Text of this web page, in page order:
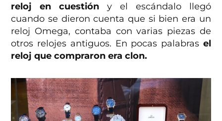
reloj en cuestión y el escándalo llegó
cuando se dieron cuenta que si bien era un
reloj Omega, contaba con varias piezas de
otros relojes antiguos. En pocas palabras el
reloj que compraron era clon.